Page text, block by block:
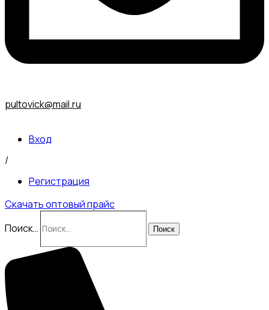
pultovick@mail.ru
Вход
/
Регистрация
Скачать оптовый прайс
Поиск…
Поиск